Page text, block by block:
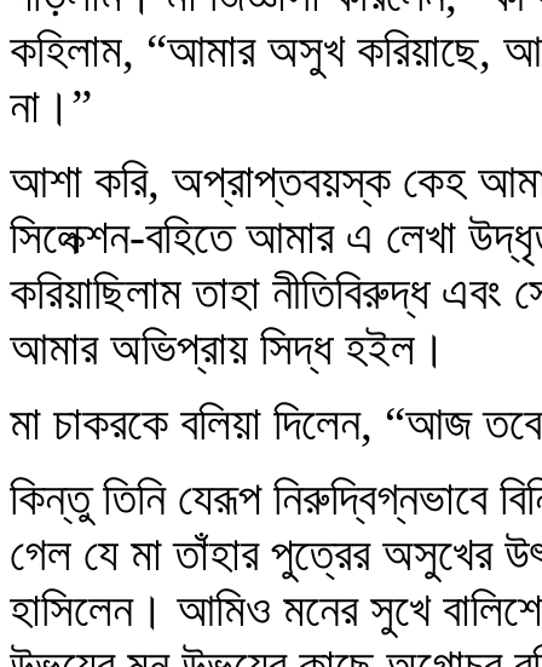
কহিলাম, “আমার অসুখ করিয়াছে,
না।”
আশা করি, অপ্রাপ্তবয়স্ক কেহ
সিলেক্শন-বহিতে আমার এ লেখা
করিয়াছিলাম তাহা নীতিবিরুদ্ধ
আমার অভিপ্রায় সিদ্ধ হইল।
মা চাকরকে বলিয়া দিলেন, “আজ
কিন্তু তিনি যেরূপ নিরুদ্বিগ্নভাবে
গেল যে মা তাঁহার পুত্রের অসুখের
হাসিলেন। আমিও মনের সুখে